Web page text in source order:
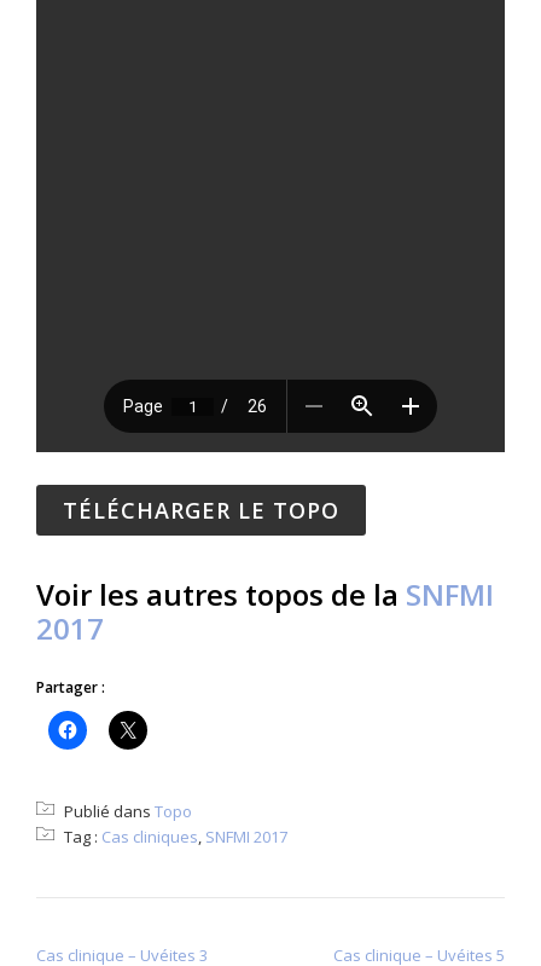
TÉLÉCHARGER LE TOPO
Voir les autres topos de la SNFMI
2017
Partager :
Publié dans Topo
Tag : Cas cliniques, SNFMI 2017
Cas clinique – Uvéites 3 Cas clinique – Uvéites 5